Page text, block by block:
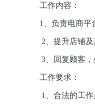
工作内容：
1、负责电商平
2、提升店铺
3、回复顾客
工作要求：
1、合法的工